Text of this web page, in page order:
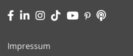
Impressum